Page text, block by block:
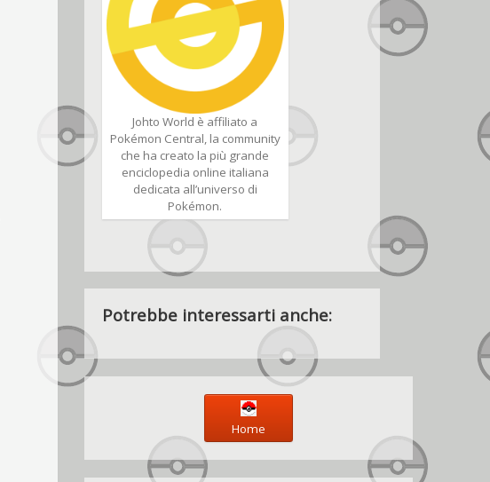
Johto World è affiliato a
Pokémon Central, la community
che ha creato la più grande
enciclopedia online italiana
dedicata all’universo di
Pokémon.
Potrebbe interessarti anche:
Home